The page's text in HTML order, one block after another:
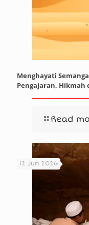
Menghayati
Pengajaran, Hikmah
Read
12 Jun 2026